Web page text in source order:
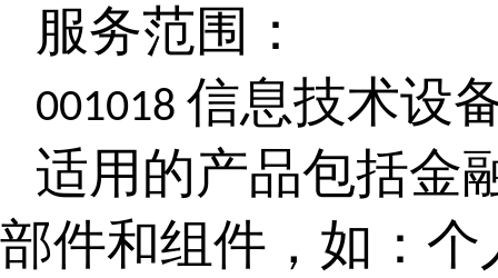
服务范围：
001018 信息技术设
适用的产品包括金
部件和组件，如：